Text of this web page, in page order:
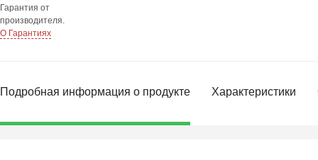
Гарантия от
производителя.
О Гарантиях
Подробная информация о продукте Характеристики